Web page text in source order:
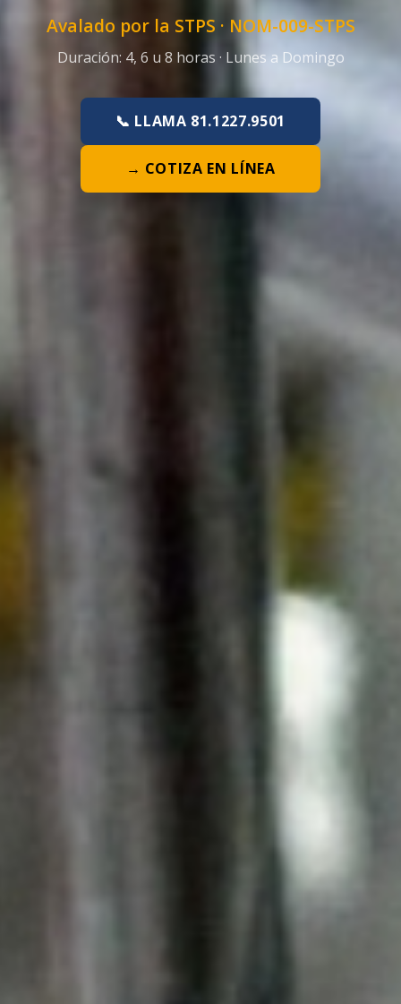
Avalado por la STPS · NOM-009-STPS
Duración: 4, 6 u 8 horas · Lunes a Domingo
📞 LLAMA 81.1227.9501
→ COTIZA EN LÍNEA